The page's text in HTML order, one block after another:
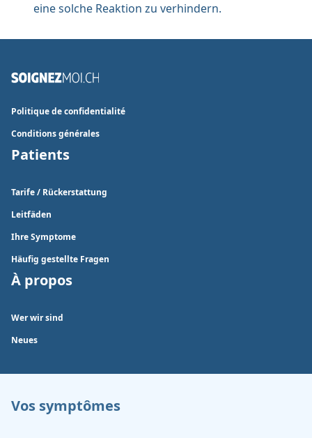
eine solche Reaktion zu verhindern.
Politique de confidentialité
Conditions générales
Patients
Tarife / Rückerstattung
Leitfäden
Ihre Symptome
Häufig gestellte Fragen
À propos
Wer wir sind
Neues
Vos symptômes